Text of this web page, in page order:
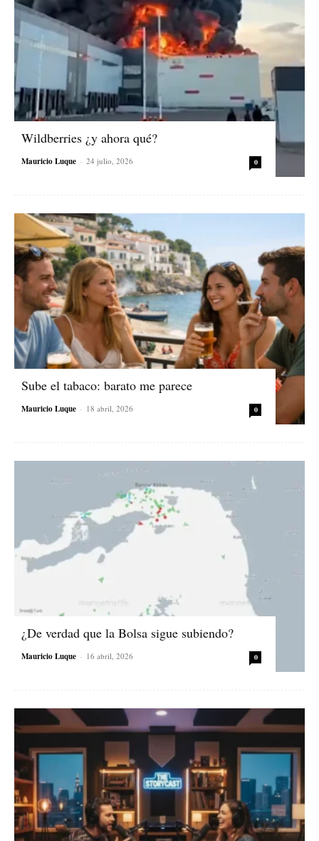
Wildberries ¿y ahora qué?
Mauricio Luque - 24 julio, 2026 0
Sube el tabaco: barato me parece
Mauricio Luque - 18 abril, 2026 0
¿De verdad que la Bolsa sigue subiendo?
Mauricio Luque - 16 abril, 2026 0